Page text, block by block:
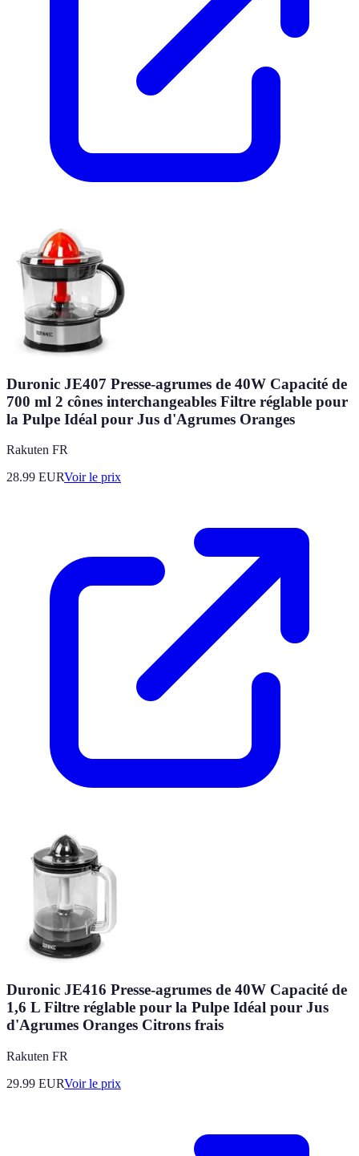
Duronic JE407 Presse-agrumes de 40W Capacité de
700 ml 2 cônes interchangeables Filtre réglable pour
la Pulpe Idéal pour Jus d'Agrumes Oranges
Rakuten FR
28.99 EURVoir le prix
Duronic JE416 Presse-agrumes de 40W Capacité de
1,6 L Filtre réglable pour la Pulpe Idéal pour Jus
d'Agrumes Oranges Citrons frais
Rakuten FR
29.99 EURVoir le prix